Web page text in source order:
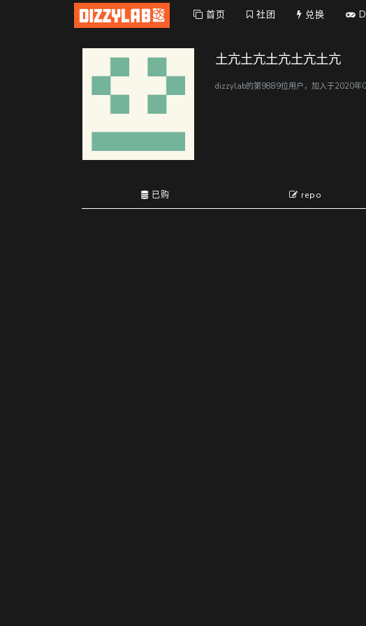
首页 社团 兑换 D
土亢土亢土亢土亢土亢
dizzylab的第9889位用户，加入于2020年
已购 repo